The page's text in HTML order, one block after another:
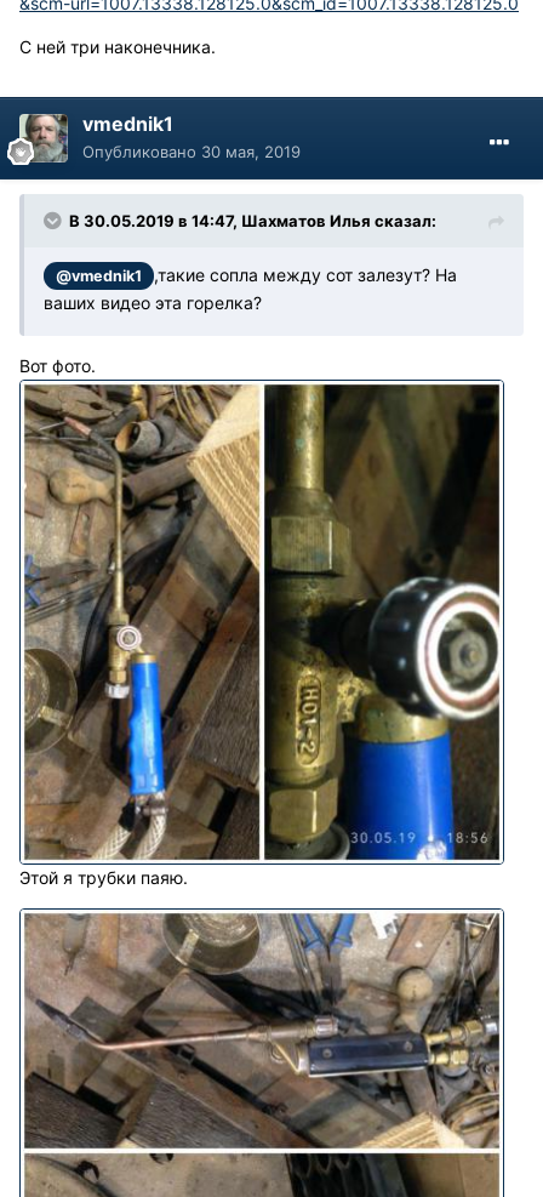
С ней три наконечника.
vmednik1
Опубликовано 30 мая, 2019
В 30.05.2019 в 14:47, Шахматов Илья сказал:
@vmednik1
,такие сопла между сот залезут? На
ваших видео эта горелка?
Вот фото.
Этой я трубки паяю.